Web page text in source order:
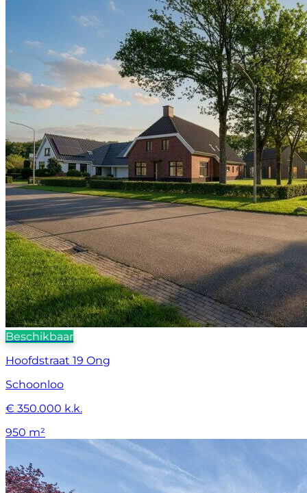
Beschikbaar
Hoofdstraat 19 Ong
Schoonloo
€ 350.000 k.k.
950 m²